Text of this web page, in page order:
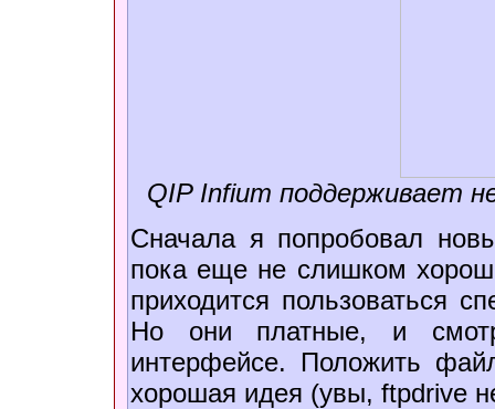
QIP Infium поддерживает
Сначала я попробовал
пока еще не слишком
приходится пользоваться
Но они платные, и
интерфейсе. Положить
хорошая идея (увы, ftpdrive